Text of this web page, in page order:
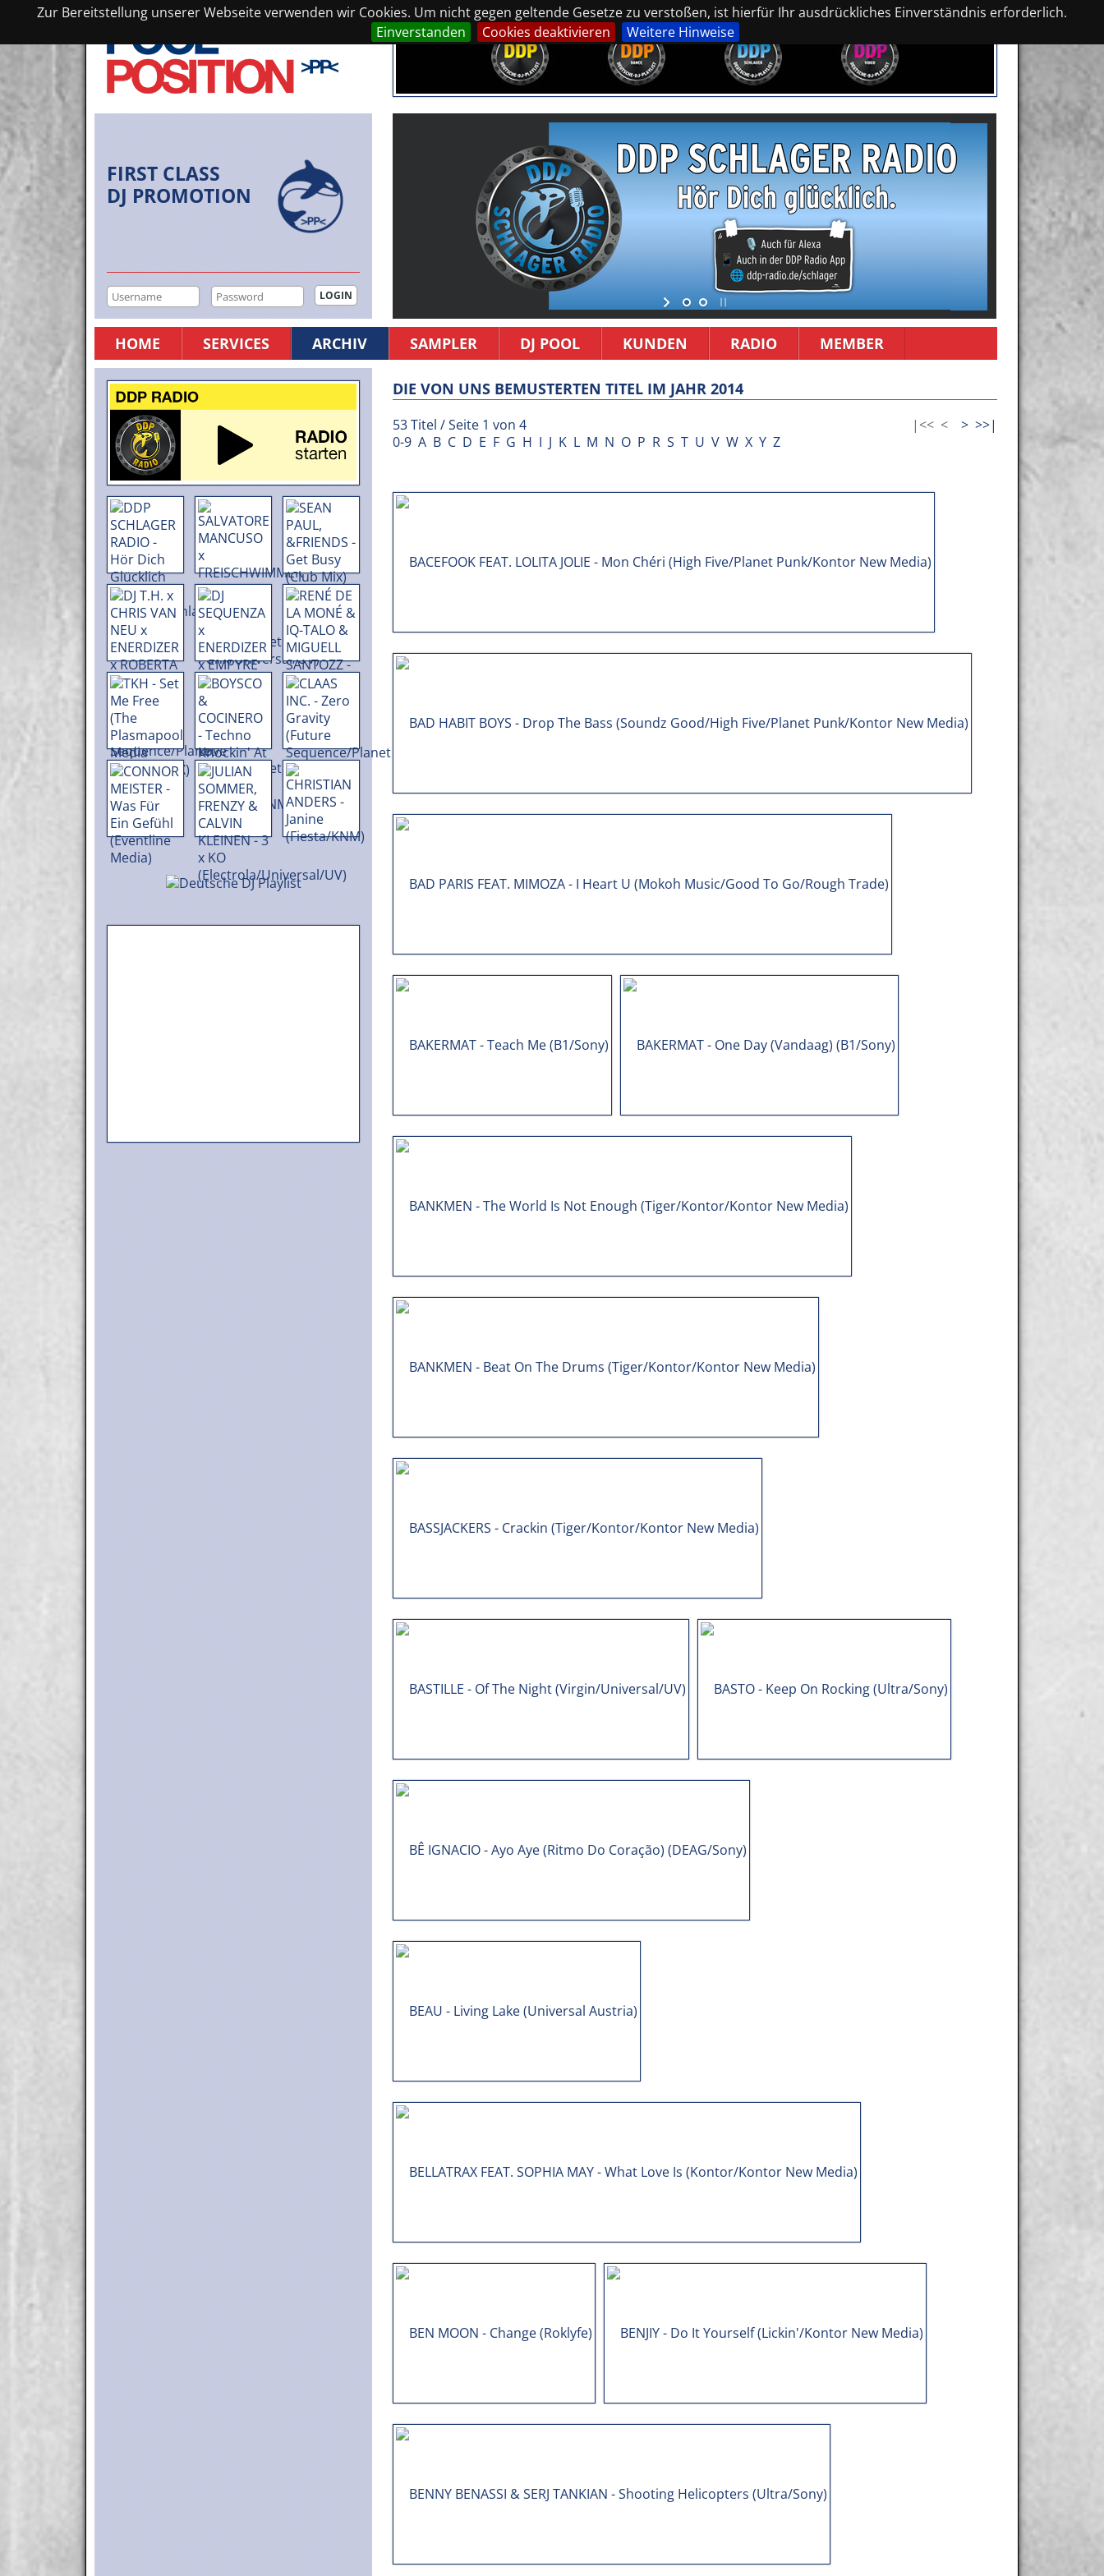
Zur Bereitstellung unserer Webseite verwenden wir Cookies. Um nicht gegen geltende Gesetze zu verstoßen, ist hierfür Ihr ausdrückliches Einverständnis erforderlich.
Einverstanden
Cookies deaktivieren Weitere Hinweise
FIRST CLASS
DJ PROMOTION
HOME SERVICES ARCHIV SAMPLER DJ POOL KUNDEN RADIO MEMBER
DIE VON UNS BEMUSTERTEN TITEL IM JAHR 2014
53 Titel / Seite 1 von 4 |<< < > >>|
0-9 A B C D E F G H I J K L M N O P R S T U V W X Y Z